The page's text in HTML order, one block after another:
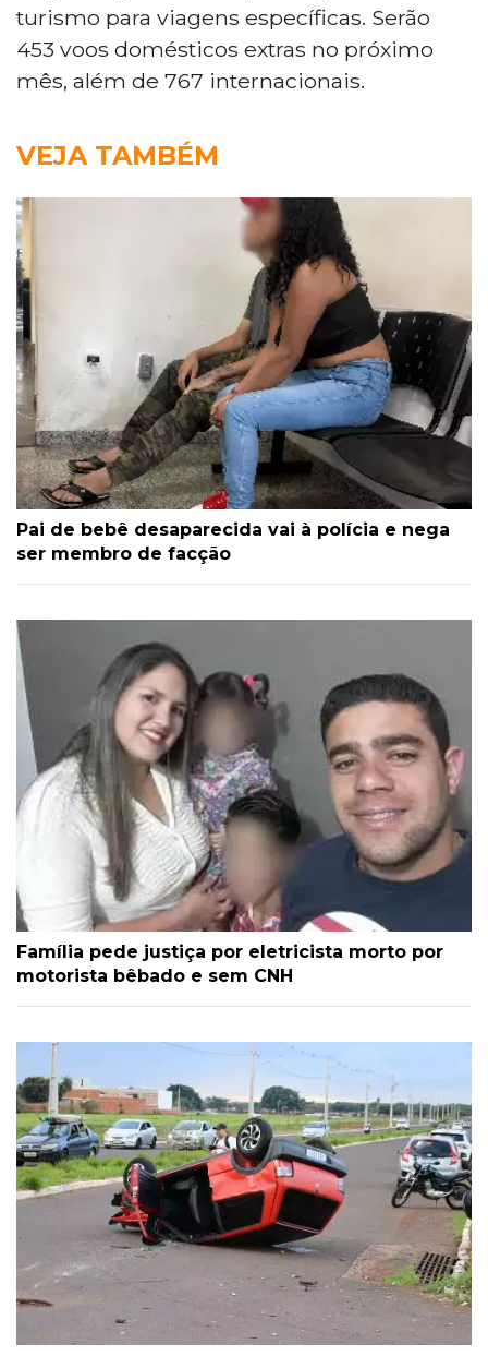
turismo para viagens específicas. Serão
453 voos domésticos extras no próximo
mês, além de 767 internacionais.
VEJA TAMBÉM
Pai de bebê desaparecida vai à polícia e nega
ser membro de facção
Família pede justiça por eletricista morto por
motorista bêbado e sem CNH